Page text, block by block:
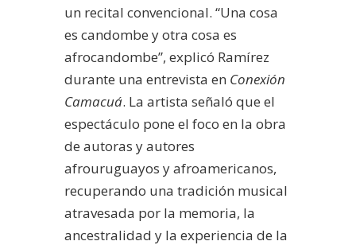
un recital convencional. “Una cosa
es candombe y otra cosa es
afrocandombe”, explicó Ramírez
durante una entrevista en Conexión
Camacuá. La artista señaló que el
espectáculo pone el foco en la obra
de autoras y autores
afrouruguayos y afroamericanos,
recuperando una tradición musical
atravesada por la memoria, la
ancestralidad y la experiencia de la